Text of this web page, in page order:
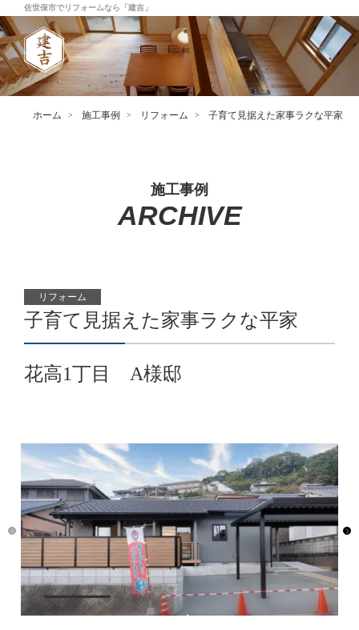
佐世保市でリフォームなら「建吉」
ホーム 施工事例 リフォーム 子育て見据えた家事ラクな平家
施工事例
ARCHIVE
リフォーム
子育て見据えた家事ラクな平家
花高1丁目 A様邸